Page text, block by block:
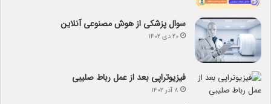
سوال پزشکی از هوش مصنوعی آنلاین
۲۰ دی ۱۴۰۲
فیزیوتراپی بعد از عمل رباط صلیبی
۸ آذر ۱۴۰۲